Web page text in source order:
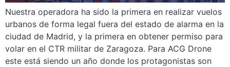
Nuestra operadora ha sido la primera en realizar vuelos
urbanos de forma legal fuera del estado de alarma en la
ciudad de Madrid, y la primera en obtener permiso para
volar en el CTR militar de Zaragoza. Para ACG Drone
este está siendo un año donde los protagonistas son